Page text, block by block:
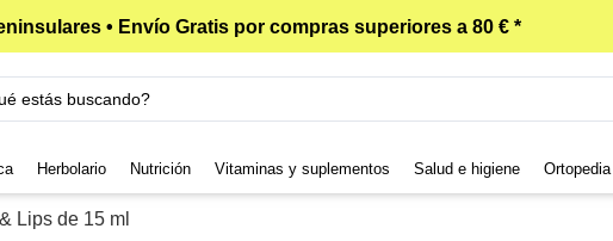
• Envío Gratis por compras superiores a 80 € *
Herbolario Nutrición Vitaminas y suplementos Salud e higiene Ortopedia
Lips de 15 ml